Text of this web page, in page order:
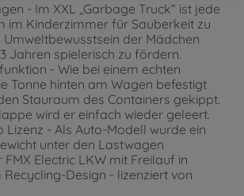
- Im XXL „Garbage Truck“ ist jede
im Kinderzimmer für Sauberkeit zu
der Mädchen
Jahren spielerisch zu fördern.
- Wie bei einem echten
Tonne hinten am Wagen befestigt
Stauraum des Containers gekippt.
wird er einfach wieder geleert.
Lizenz - Als Auto-Modell wurde ein
unter den Lastwagen
Electric LKW mit Freilauf in
Design - lizenziert von